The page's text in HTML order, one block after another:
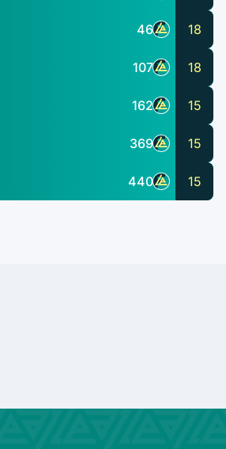
46 18
107 18
162 15
369 15
440 15